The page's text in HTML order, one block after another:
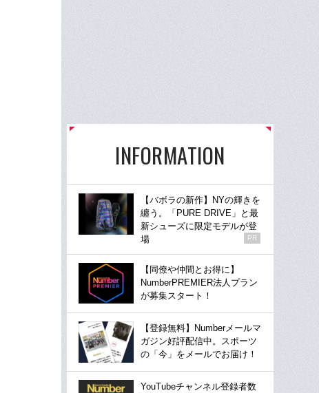
INFORMATION
【バボラの新作】NYの輝きを
纏う。「PURE DRIVE」と最
新シューズに限定モデルが登
場
PR
【同僚や仲間とお得に】
NumberPREMIER法人プラン
が募集スタート！
【登録無料】Numberメールマ
ガジン好評配信中。スポーツ
の「今」をメールでお届け！
YouTubeチャンネル登録者数